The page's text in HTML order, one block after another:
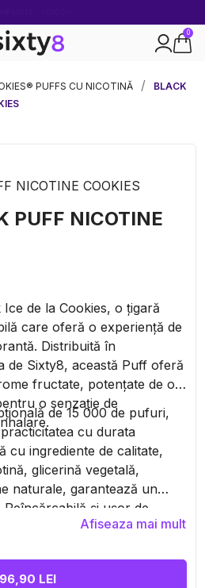
0
PUFFS CU NICOTINĂ
BLACK
PUFF NICOTINE
de la Cookies, o țigară
care oferă o experiență de
Distribuită în
de Sixty8, această Puff oferă
fructate, potențate de o
o senzație de
de 15 000 de pufuri,
cu durata
cu ingrediente de calitate,
glicerină vegetală,
naturale, garantează un
și ușor de
pentru amatorii de arome
și femeilor însărcinate.
Afiseaza mai mult
96,90 LEI